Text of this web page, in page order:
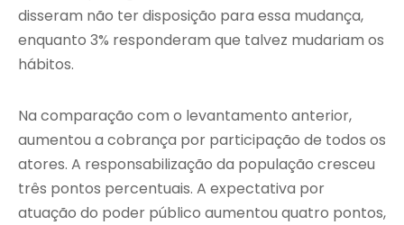
disseram não ter disposição para essa mudança,
enquanto 3% responderam que talvez mudariam os
hábitos.
Na comparação com o levantamento anterior,
aumentou a cobrança por participação de todos os
atores. A responsabilização da população cresceu
três pontos percentuais. A expectativa por
atuação do poder público aumentou quatro pontos,